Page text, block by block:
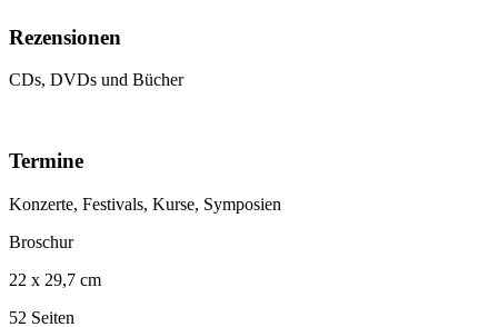
Rezensionen
CDs, DVDs und Bücher
Termine
Konzerte, Festivals, Kurse, Symposien
Broschur
22 x 29,7 cm
52 Seiten